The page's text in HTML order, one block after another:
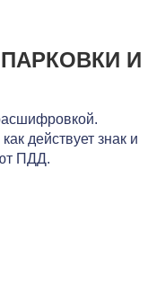
И
действует знак и
ПДД.